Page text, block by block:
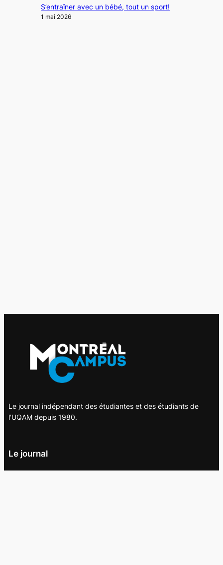
S’entraîner avec un bébé, tout un sport!
1 mai 2026
Le journal indépendant des étudiantes et des étudiants de
l'UQAM depuis 1980.
Le journal